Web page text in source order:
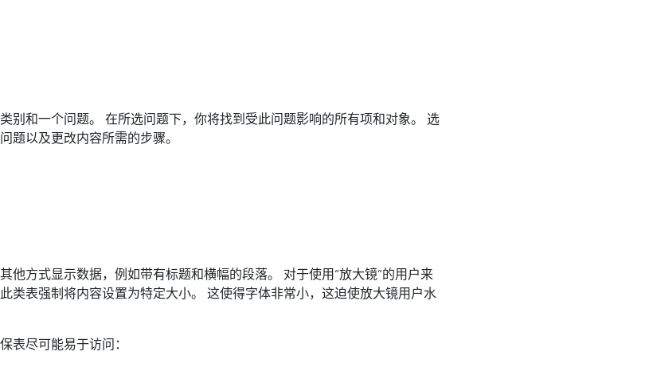
别和一个问题。 在所选问题下，你将找到受此问题影响的所有项和对象。 选
题以及更改内容所需的步骤。
他方式显示数据，例如带有标题和横幅的段落。 对于使用“放大镜”的用户来
类表强制将内容设置为特定大小。 这使得字体非常小，这迫使放大镜用户水
表尽可能易于访问：